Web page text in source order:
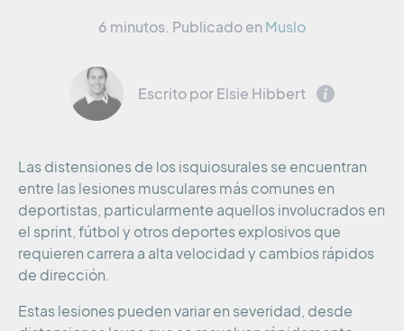
6 minutos. Publicado en Muslo
Escrito por Elsie Hibbert
Las distensiones de los isquiosurales se encuentran
entre las lesiones musculares más comunes en
deportistas, particularmente aquellos involucrados en
el sprint, fútbol y otros deportes explosivos que
requieren carrera a alta velocidad y cambios rápidos
de dirección.
Estas lesiones pueden variar en severidad, desde